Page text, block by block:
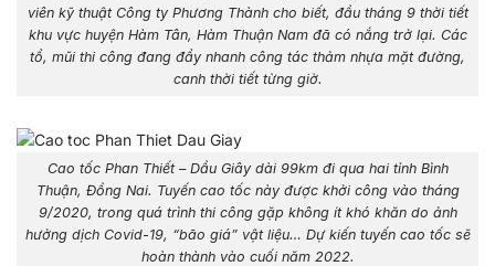
viên kỹ thuật Công ty Phương Thành cho biết, đầu tháng 9 thời tiết
khu vực huyện Hàm Tân, Hàm Thuận Nam đã có nắng trở lại. Các
tổ, mũi thi công đang đẩy nhanh công tác thảm nhựa mặt đường,
canh thời tiết từng giờ.
Cao tốc Phan Thiết – Dầu Giây dài 99km đi qua hai tỉnh Bình
Thuận, Đồng Nai. Tuyến cao tốc này được khởi công vào tháng
9/2020, trong quá trình thi công gặp không ít khó khăn do ảnh
hưởng dịch Covid-19, “bão giá” vật liệu… Dự kiến tuyến cao tốc sẽ
hoàn thành vào cuối năm 2022.